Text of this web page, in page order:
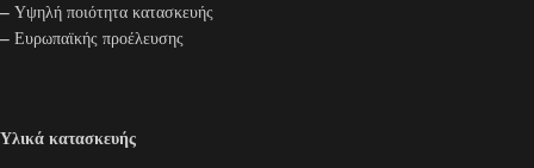
– Υψηλή ποιότητα κατασκευής
– Ευρωπαϊκής προέλευσης
Υλικά κατασκευής